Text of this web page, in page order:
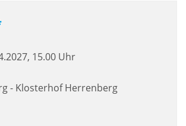
15.00 Uhr
- Klosterhof Herrenberg